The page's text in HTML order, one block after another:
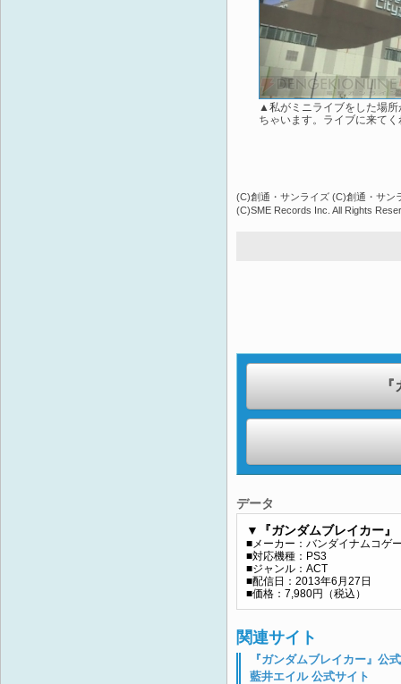
▲私がミニライブをした場
ちゃいます。ライブに来て
(C)創通・サンライズ (C)創通・サン
(C)SME Records Inc. All Rights
データ
▼『ガンダムブレイカー』
■メーカー：バンダイナムコゲ
■対応機種：PS3
■ジャンル：ACT
■配信日：2013年6月27日
■価格：7,980円（税込）
関連サイト
『ガンダムブレイカー』公
藍井エイル 公式サイト